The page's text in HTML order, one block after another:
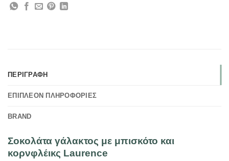
ΠΕΡΙΓΡΑΦΉ
ΕΠΙΠΛΈΟΝ ΠΛΗΡΟΦΟΡΊΕΣ
BRAND
Σοκολάτα γάλακτος με μπισκότο και
κορνφλέικς Laurence